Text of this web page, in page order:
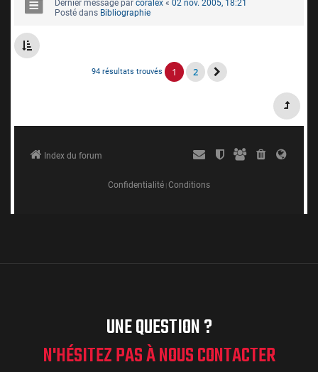
UNE QUESTION ?
N'HÉSITEZ PAS À NOUS CONTACTER